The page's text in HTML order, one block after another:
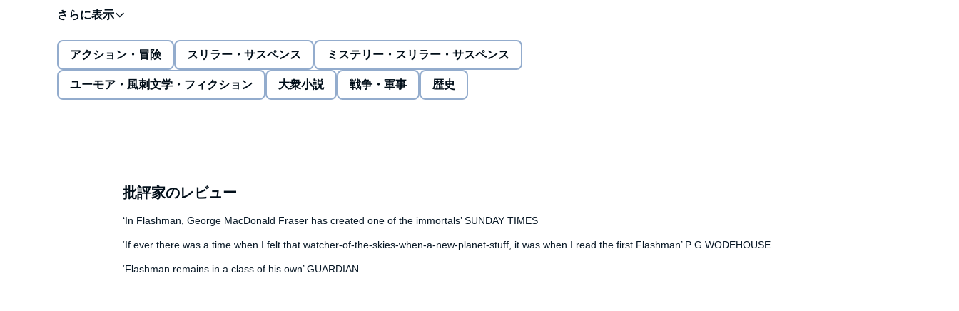
before he found out about the torture chambers or the malevolent influence of the Mountain of Light…
アクション・冒険
スリラー・サスペンス ミステリー・スリラー・サスペンス
ユーモア・風刺文学・フィクション 大衆小説 戦争・軍事 歴史
批評家のレビュー
‘In Flashman, George MacDonald Fraser has created one of the immortals’ SUNDAY TIMES
‘If ever there was a time when I felt that watcher-of-the-skies-when-a-new-planet-stuff, it was when I read the first Flashman’ P G WODEHOUSE
‘Flashman remains in a class of his own’ GUARDIAN